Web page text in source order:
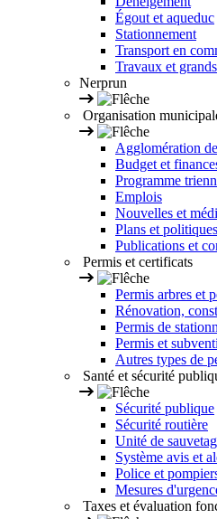
Égout et aqueduc
Stationnement
Transport en
Travaux et
Nerprun
Organisation
Agglomération
Budget et
Programme
Emplois
Nouvelles et
Plans et politiques
Publications et
Permis et certificats
Permis arbres et
Rénovation,
Permis de
Permis et
Autres types de
Santé et sécurité
Sécurité publique
Sécurité routière
Unité de
Système avis et
Police et
Mesures
Taxes et évaluation